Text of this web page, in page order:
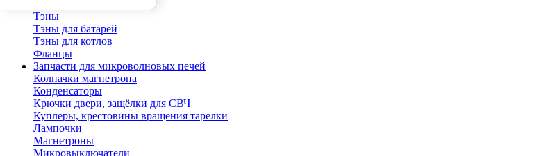
Тэны
Тэны для батарей
Тэны для котлов
Фланцы
Запчасти для микроволновых печей
Колпачки магнетрона
Конденсаторы
Крючки двери, защёлки для СВЧ
Куплеры, крестовины вращения тарелки
Лампочки
Магнетроны
Микровыключатели